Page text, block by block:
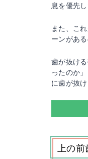
息を優先
また、こ
ーンがあ
歯が抜け
ったのか
に歯が抜
上の